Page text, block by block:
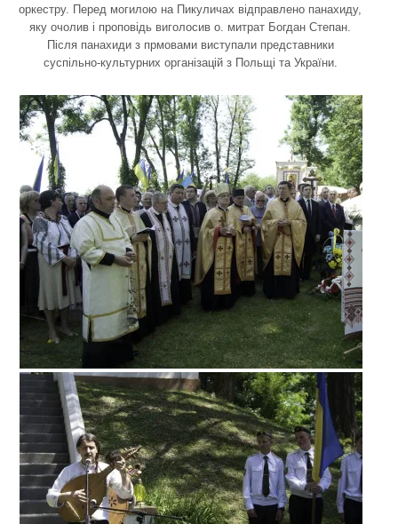
оркестру. Перед могилою на Пикуличах відправлено панахиду,
яку очолив і проповідь виголосив о. митрат Богдан Степан.
Після панахиди з прмовами виступали представники
суспільно-культурних організацій з Польщі та України.